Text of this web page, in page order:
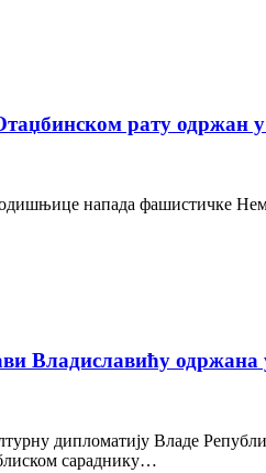
рату одржан
напада фашистичке
Владиславићу одржана
дипломатију Владе
сараднику…